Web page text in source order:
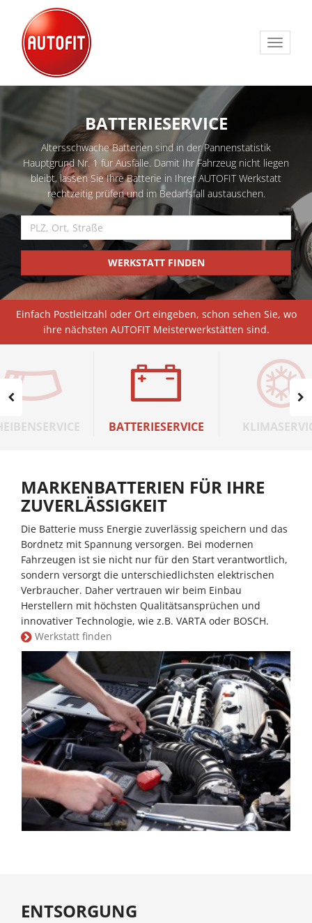
Toggle
BATTERIESERVICE
Altersschwache Batterien sind in der Pannenstatistik
Hauptgrund Nr. 1 für Ausfälle. Damit Ihr Fahrzeug nicht liegen
bleibt, lassen Sie Ihre Batterie in Ihrer AUTOFIT Werkstatt
rechtzeitig prüfen und im Bedarfsfall austauschen.
WERKSTATT FINDEN
Einfach Postleitzahl oder Ort eingeben, schon sehen Sie, wo
ihre nächsten AUTOFIT Meisterwerkstätten sind.
BATTERIESERVICE
MARKENBATTERIEN FÜR IHRE
ZUVERLÄSSIGKEIT
Die Batterie muss Energie zuverlässig speichern und das
Bordnetz mit Spannung versorgen. Bei modernen
Fahrzeugen ist sie nicht nur für den Start verantwortlich,
sondern versorgt die unterschiedlichsten elektrischen
Verbraucher. Daher vertrauen wir beim Einbau
Herstellern mit höchsten Qualitätsansprüchen und
innovativer Technologie, wie z.B. VARTA oder BOSCH.
Werkstatt finden
ENTSORGUNG